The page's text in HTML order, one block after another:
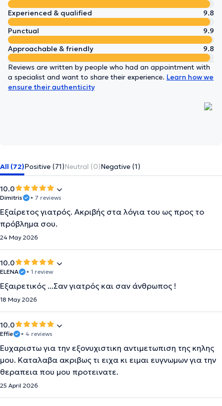
Experienced & qualified
9.8
Punctual
9.9
Approachable & friendly
9.8
Reviews are written by people who had an appointment with
a specialist and want to share their experience. Learn how we
ensure their authenticity
All (72)Positive (71)Neutral (0)Negative (1)
10.0
Dimitris • 7 reviews
Εξαίρετος γιατρός. Ακριβής στα λόγια του ως προς το
πρόβλημα σου.
24 May 2026
10.0
ELENA • 1 review
Εξαιρετικός ...Σαν γιατρός και σαν άνθρωπος !
18 May 2026
10.0
Effie • 4 reviews
Eυχαριστω για την εξονυχιστικη αντιμετωπιση της κηλης
μου. Καταλαβα ακριβως τι ειχα κι ειμαι ευγνωμων για την
θεραπεια που μου προτεινατε.
25 April 2026